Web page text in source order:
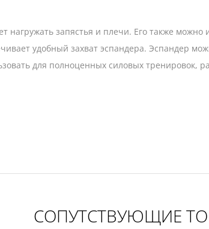
нагружать запястья и плечи. Его также
удобный захват эспандера. Эспандер
для полноценных силовых тренировок,
СОПУТСТВУЮЩИЕ